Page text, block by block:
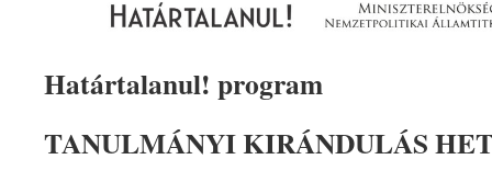
Határtalanul! program
TANULMÁNYI KIRÁNDULÁS